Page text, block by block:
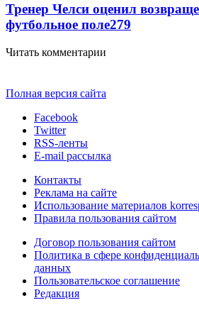
Тренер Челси оценил
футбольное поле279
Читать комментарии
Полная версия сайта
Facebook
Twitter
RSS-ленты
E-mail рассылка
Контакты
Реклама на сайте
Использование материалов
Правила пользования сайтом
Договор пользования сайтом
Политика в сфере
данных
Пользовательское соглашение
Редакция